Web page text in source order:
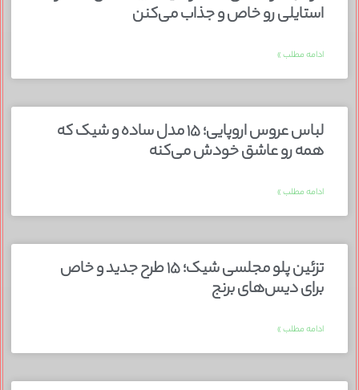
استایلی رو خاص و جذاب می‌کنن
ادامه مطلب »
لباس عروس اروپایی؛ ۱۵ مدل ساده و شیک که
همه رو عاشق خودش می‌کنه
ادامه مطلب »
تزئین پلو مجلسی شیک؛ ۱۵ طرح جدید و خاص
برای دیس‌های برنج
ادامه مطلب »